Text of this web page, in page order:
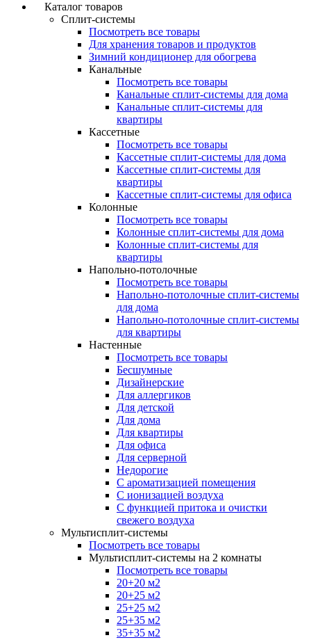
Каталог товаров
Сплит-системы
Посмотреть все товары
Для хранения товаров и продуктов
Зимний кондиционер для обогрева
Канальные
Посмотреть все товары
Канальные сплит-системы для дома
Канальные сплит-системы для
квартиры
Кассетные
Посмотреть все товары
Кассетные сплит-системы для дома
Кассетные сплит-системы для
квартиры
Кассетные сплит-системы для офиса
Колонные
Посмотреть все товары
Колонные сплит-системы для дома
Колонные сплит-системы для
квартиры
Напольно-потолочные
Посмотреть все товары
Напольно-потолочные сплит-системы
для дома
Напольно-потолочные сплит-системы
для квартиры
Настенные
Посмотреть все товары
Бесшумные
Дизайнерские
Для аллергиков
Для детской
Для дома
Для квартиры
Для офиса
Для серверной
Недорогие
С ароматизацией помещения
С ионизацией воздуха
С функцией притока и очистки
свежего воздуха
Мультисплит-системы
Посмотреть все товары
Мультисплит-системы на 2 комнаты
Посмотреть все товары
20+20 м2
20+25 м2
25+25 м2
25+35 м2
35+35 м2